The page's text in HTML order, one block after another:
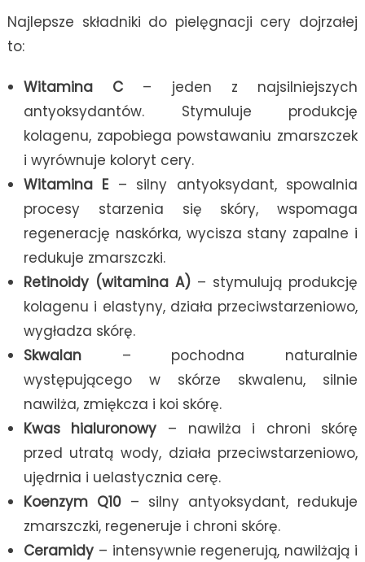
Najlepsze składniki do pielęgnacji cery dojrzałej
to:
Witamina C – jeden z najsilniejszych
antyoksydantów. Stymuluje produkcję
kolagenu, zapobiega powstawaniu zmarszczek
i wyrównuje koloryt cery.
Witamina E – silny antyoksydant, spowalnia
procesy starzenia się skóry, wspomaga
regenerację naskórka, wycisza stany zapalne i
redukuje zmarszczki.
Retinoidy (witamina A) – stymulują produkcję
kolagenu i elastyny, działa przeciwstarzeniowo,
wygładza skórę.
Skwalan– pochodna naturalnie
występującego w skórze skwalenu, silnie
nawilża, zmiękcza i koi skórę.
Kwas hialuronowy – nawilża i chroni skórę
przed utratą wody, działa przeciwstarzeniowo,
ujędrnia i uelastycznia cerę.
Koenzym Q10– silny antyoksydant, redukuje
zmarszczki, regeneruje i chroni skórę.
Ceramidy– intensywnie regenerują, nawilżają i